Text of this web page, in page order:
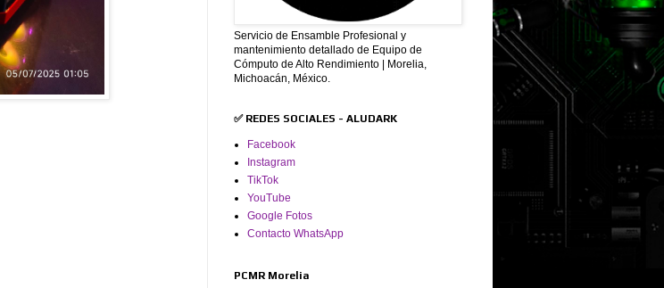
Servicio de Ensamble Profesional y
mantenimiento detallado de Equipo de
Cómputo de Alto Rendimiento | Morelia,
Michoacán, México.
✅ REDES SOCIALES - ALUDARK
Facebook
Instagram
TikTok
YouTube
Google Fotos
Contacto WhatsApp
PCMR Morelia